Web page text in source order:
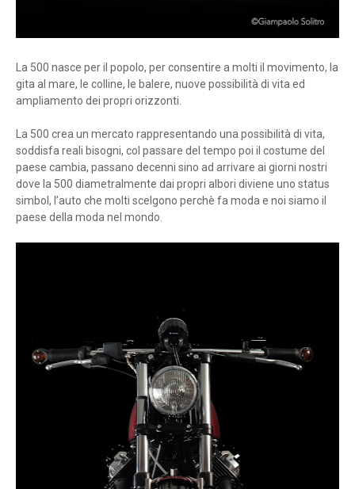
La 500 nasce per il popolo, per consentire a molti il movimento, la
gita al mare, le colline, le balere, nuove possibilità di vita ed
ampliamento dei propri orizzonti.
La 500 crea un mercato rappresentando una possibilità di vita,
soddisfa reali bisogni, col passare del tempo poi il costume del
paese cambia, passano decenni sino ad arrivare ai giorni nostri
dove la 500 diametralmente dai propri albori diviene uno status
simbol, l’auto che molti scelgono perchè fa moda e noi siamo il
paese della moda nel mondo.